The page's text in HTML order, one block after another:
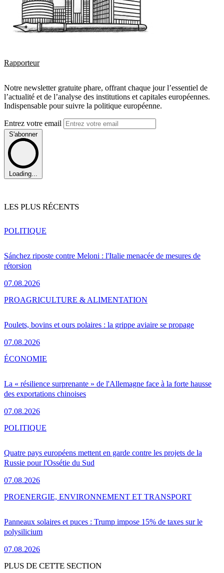
Rapporteur
Notre newsletter gratuite phare, offrant chaque jour l’essentiel de
l’actualité et de l’analyse des institutions et capitales européennes.
Indispensable pour suivre la politique européenne.
Entrez votre email
S'abonner
Loading...
LES PLUS RÉCENTS
Sánchez riposte contre Meloni : l'Italie menacée de mesures de
rétorsion
07.08.2026
POLITIQUE
Poulets, bovins et ours polaires : la grippe aviaire se propage
07.08.2026
PROAGRICULTURE & ALIMENTATION
La « résilience surprenante » de l'Allemagne face à la forte hausse
des exportations chinoises
07.08.2026
ÉCONOMIE
Quatre pays européens mettent en garde contre les projets de la
Russie pour l'Ossétie du Sud
07.08.2026
POLITIQUE
Panneaux solaires et puces : Trump impose 15% de taxes sur le
polysilicium
07.08.2026
PROENERGIE, ENVIRONNEMENT ET TRANSPORT
PLUS DE CETTE SECTION